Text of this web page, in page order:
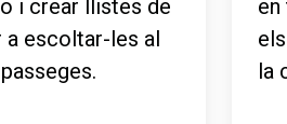
i crear llistes de
escoltar-les al
la